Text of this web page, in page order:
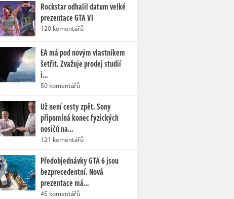
Rockstar odhalil datum velké
prezentace GTA VI
120 komentářů
EA má pod novým vlastníkem
šetřit. Zvažuje prodej studií
i…
50 komentářů
Už není cesty zpět. Sony
připomíná konec fyzických
nosičů na…
121 komentářů
Předobjednávky GTA 6 jsou
bezprecedentní. Nová
prezentace má…
45 komentářů